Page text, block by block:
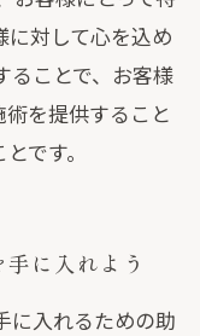
に対して心を込め
ることで、お客様
を提供すること
です。
に入れよう
に入れるための助